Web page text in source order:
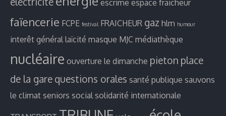
escrime espace fraicheur
faïencerie FCPE festival FRAICHEUR gaz hlm humour
interêt général laïcité masque MJC médiathèque
nucléaire ouverture le dimanche pieton place
de la gare questions orales santé publique sauvons
le climat seniors social solidarité internationale